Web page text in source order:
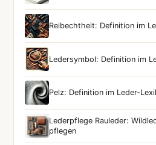
Reibechtheit: Definition im
Ledersymbol: Definition im
Pelz: Definition im Leder-
Lederpflege Rauleder:
pflegen